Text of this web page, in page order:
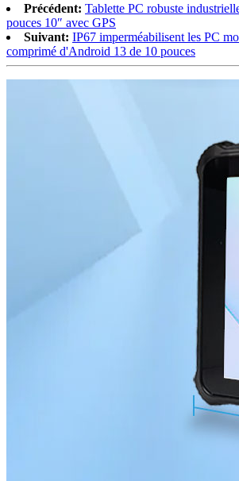
Précédent: Tablette PC robuste
pouces 10″ avec GPS
Suivant: IP67 imperméabilisent les PC
comprimé d'Android 13 de 10 pouces